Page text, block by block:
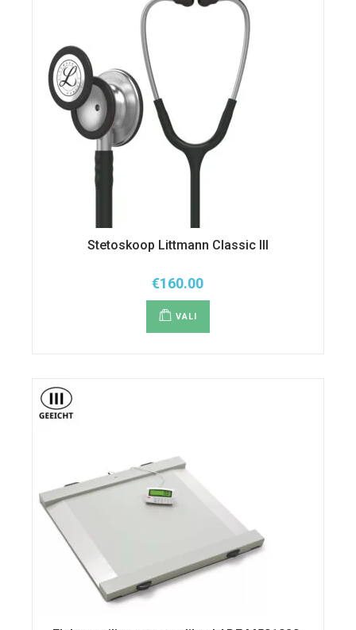
Stetoskoop Littmann Classic III
€160.00
VALI
mitu